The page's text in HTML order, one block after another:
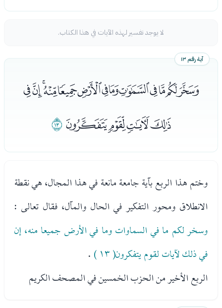
لا يوجد تفسير لهذه الآيات في هذا الكتاب.
آية رقم ١٣
ﰄﰅﰆﰇﰈﰉﰊﰋﰌﰍﰎﰏﰐ
ﰑﰒﰓﰔﰕ
وختم هذا الربع بآية جامعة مانعة في هذا المجال، هي نقطة
الانطلاق ومحور التفكير في الحال والمآل، فقال تعالى :
وسخر لكم ما في السماوات وما في الأرض جميعا منه، إن
في ذلك لآيات لقوم يتفكرون( ١٣ )
.
الربع الأخير من الحزب الخمسين في المصحف الكريم